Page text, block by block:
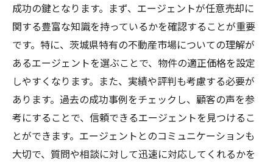
トラブルを避けるためのアドバイス
買主との契約締結から売却完了までのステップ
契約書の作成と確認ポイント
契約締結における注意点
契約後のフォローアップ手続き
売買契約の法的拘束力を理解する
売却完了までのタイムライン管理
契約完了後のトラブル対処法
成功の鍵となります。まず、エージェントが任意売却に
関する豊富な知識を持っているかを確認することが重要
です。特に、茨城県特有の不動産市場についての理解が
あるエージェントを選ぶことで、物件の適正価格を設定
しやすくなります。また、実績や評判も考慮する必要が
あります。過去の成功事例をチェックし、顧客の声を参
考にすることで、信頼できるエージェントを見つけるこ
とができます。エージェントとのコミュニケーションも
大切で、質問や相談に対して迅速に対応してくれるかを